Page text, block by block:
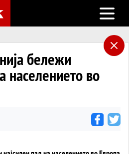
Open
бележи
населението во